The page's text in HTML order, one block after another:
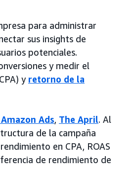
para administrar
sus insights de
potenciales.
y medir el
y retorno de la
Ads, The April. Al
de la campaña
en CPA, ROAS
de rendimiento de